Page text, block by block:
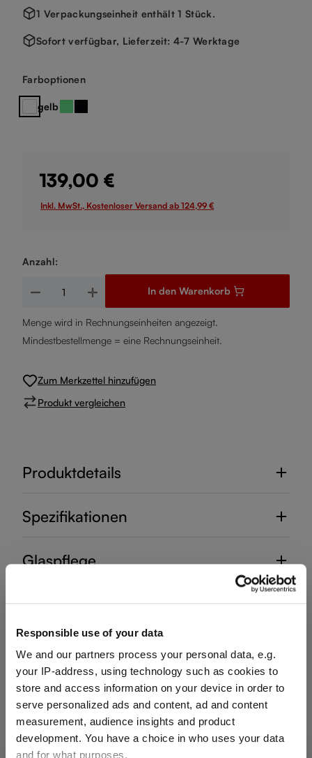
Responsible use of your data
We and our partners process your personal data, e.g.
your IP-address, using technology such as cookies to
store and access information on your device in order to
serve personalized ads and content, ad and content
measurement, audience insights and product
development. You have a choice in who uses your data
and for what purposes.
1 Verpackungseinheit enthält 1 Stück.
Sofort verfügbar, Lieferzeit: 4-7 Werktage
Farboptionenauswählen
Klares Kristallglas
gelb
mintgrün
schwarz
139,00 €
Inkl. MwSt., Kostenloser Versand ab 124,99 €
Anzahl:
Produkt Anzahl: Gib den gewünschten Wert ein oder
In den Warenkorb
Menge wird in Rechnungseinheiten angezeigt.
Mindestbestellmenge = eine Rechnungseinheit.
Zum Merkzettel hinzufügen
Produkt vergleichen
Produktdetails
Spezifikationen
Glaspflege
Bewertungen
HANDGEFERTIGTE DEKANTER